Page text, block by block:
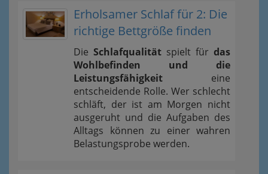
Erholsamer Schlaf für 2: Die
richtige Bettgröße finden
Die Schlafqualität spielt für das
Wohlbefinden und die
Leistungsfähigkeit eine
entscheidende Rolle. Wer schlecht
schläft, der ist am Morgen nicht
ausgeruht und die Aufgaben des
Alltags können zu einer wahren
Belastungsprobe werden.